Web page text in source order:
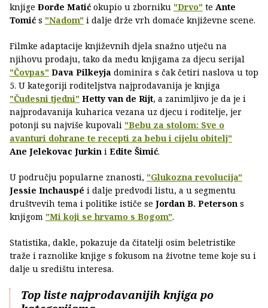
knjige Đorđe Matić okupio u zborniku "Drvo" te Ante
Tomić s "Nadom" i dalje drže vrh domaće književne scene.
Filmke adaptacije književnih djela snažno utječu na
njihovu prodaju, tako da među knjigama za djecu serijal
"Čovpas" Dava Pilkeyja dominira s čak četiri naslova u top
5. U kategoriji roditeljstva najprodavanija je knjiga
"Čudesni tjedni" Hetty van de Rijt, a zanimljivo je da je i
najprodavanija kuharica vezana uz djecu i roditelje, jer
potonji su najviše kupovali "Bebu za stolom: Sve o
avanturi dohrane te recepti za bebu i cijelu obitelj"
Ane Jelekovac Jurkin i Edite Šimić.
U području popularne znanosti, "Glukozna revolucija"
Jessie Inchauspé i dalje predvodi listu, a u segmentu
društvevih tema i politike ističe se Jordan B. Peterson s
knjigom "Mi koji se hrvamo s Bogom".
Statistika, dakle, pokazuje da čitatelji osim beletristike
traže i raznolike knjige s fokusom na životne teme koje su i
dalje u središtu interesa.
Top liste najprodavanijih knjiga po